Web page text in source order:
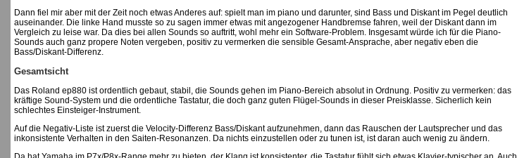
Dann fiel mir aber mit der Zeit noch etwas Anderes auf: spielt man im piano und darunter, sind Bass und Diskant im Pegel deutlich
auseinander. Die linke Hand musste so zu sagen immer etwas mit angezogener Handbremse fahren, weil der Diskant dann im
Vergleich zu leise war. Da dies bei allen Sounds so auftritt, wohl mehr ein Software-Problem. Insgesamt würde ich für die Piano-
Sounds auch ganz propere Noten vergeben, positiv zu vermerken die sensible Gesamt-Ansprache, aber negativ eben die
Bass/Diskant-Differenz.
Gesamtsicht
Das Roland ep880 ist ordentlich gebaut, stabil, die Sounds gehen im Piano-Bereich absolut in Ordnung. Positiv zu vermerken: das
kräftige Sound-System und die ordentliche Tastatur, die doch ganz guten Flügel-Sounds in dieser Preisklasse. Sicherlich kein
schlechtes Einsteiger-Instrument.
Auf die Negativ-Liste ist zuerst die Velocity-Differenz Bass/Diskant aufzunehmen, dann das Rauschen der Lautsprecher und das
inkonsistente Verhalten in den Saiten-Resonanzen. Da nichts einzustellen oder zu tunen ist, ist daran auch wenig zu ändern.